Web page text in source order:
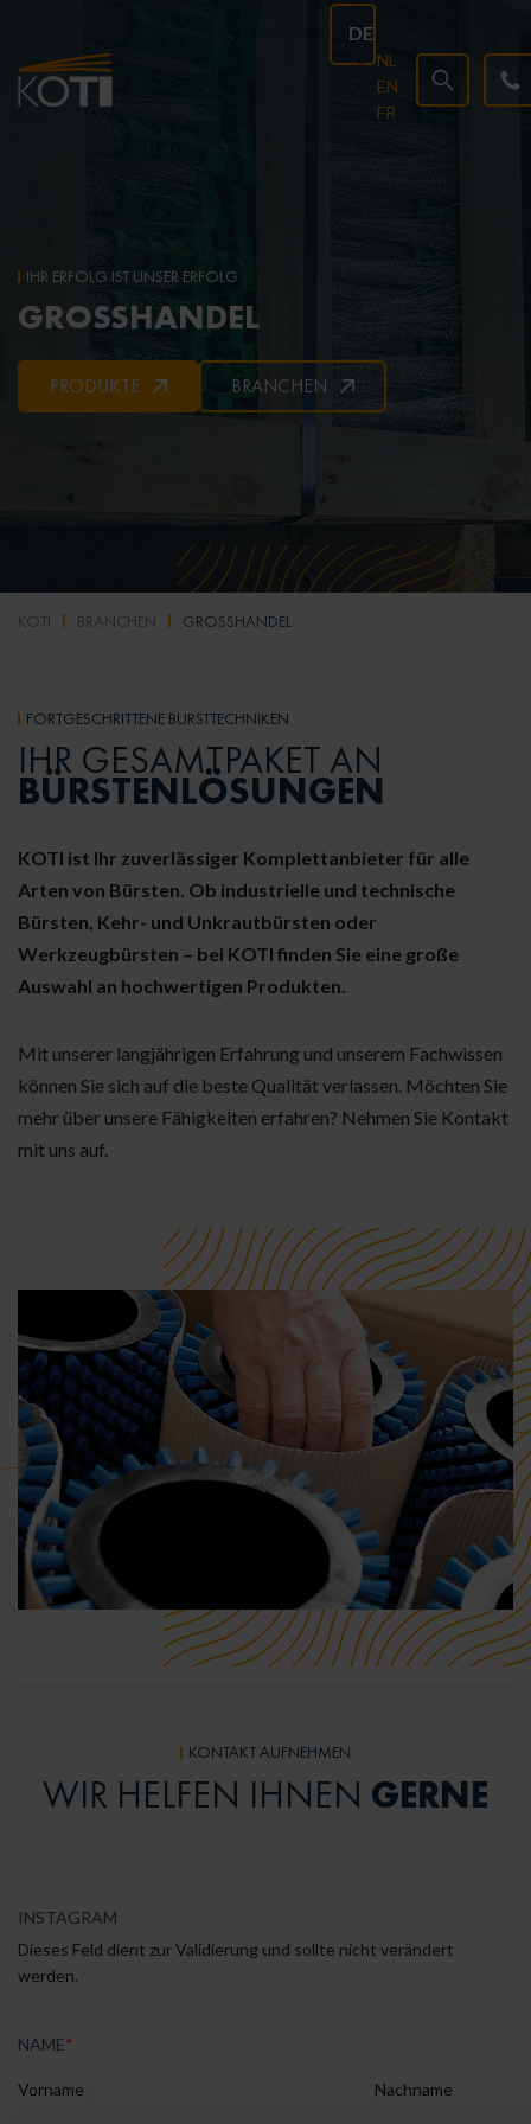
DE
NL
EN
FR
IHR ERFOLG IST UNSER ERFOLG
GROSSHANDEL
PRODUKTE BRANCHEN
KOTI BRANCHEN GROSSHANDEL
FORTGESCHRITTENE BÜRSTTECHNIKEN
IHR GESAMTPAKET AN
BÜRSTENLÖSUNGEN
KOTI ist Ihr zuverlässiger Komplettanbieter für alle
Arten von Bürsten. Ob industrielle und technische
Bürsten, Kehr- und Unkrautbürsten oder
Werkzeugbürsten – bei KOTI finden Sie eine große
Auswahl an hochwertigen Produkten.
Mit unserer langjährigen Erfahrung und unserem Fachwissen
können Sie sich auf die beste Qualität verlassen. Möchten Sie
mehr über unsere Fähigkeiten erfahren? Nehmen Sie Kontakt
mit uns auf.
KONTAKT AUFNEHMEN
WIR HELFEN IHNEN GERNE
INSTAGRAM
Dieses Feld dient zur Validierung und sollte nicht verändert
werden.
NAME*
Vorname Nachname